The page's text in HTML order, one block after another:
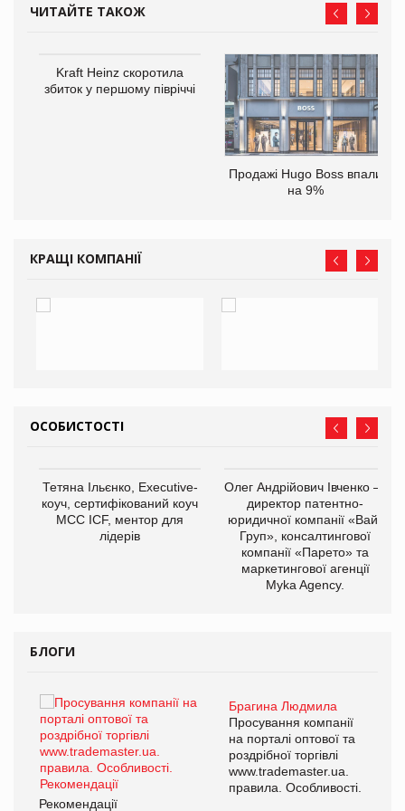
ЧИТАЙТЕ ТАКОЖ
Kraft Heinz скоротила
збиток у першому півріччі
Продажі Hugo Boss впали
на 9%
КРАЩІ КОМПАНІЇ
ОСОБИСТОСТІ
Тетяна Ільєнко, Executive-
коуч, сертифікований коуч
МСС ICF, ментор для
лідерів
Олег Андрійович Івченко —
директор патентно-
юридичної компанії «Вайз
Груп», консалтингової
компанії «Парето» та
маркетингової агенції
Myka Agency.
БЛОГИ
Брагина Людмила
Просування компанії
на порталі оптової та
роздрібної торгівлі
www.trademaster.ua.
правила. Особливості.
Рекомендації